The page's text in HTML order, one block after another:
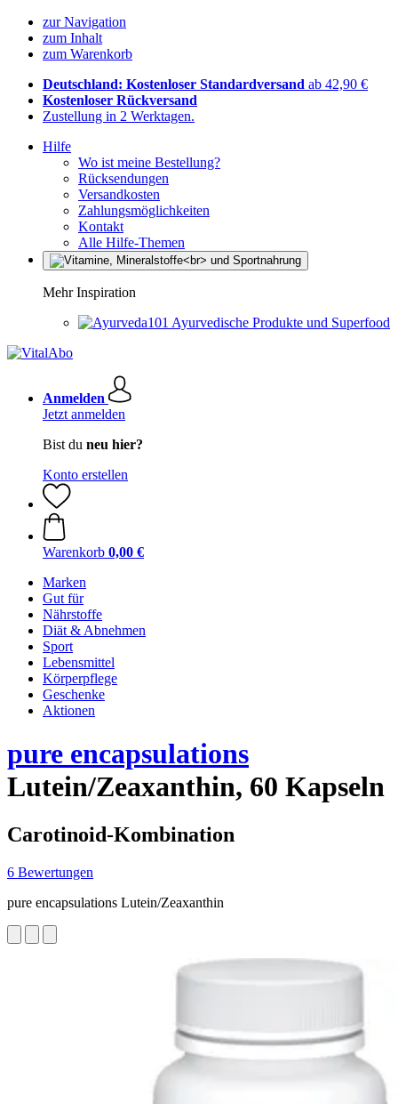
zur Navigation
zum Inhalt
zum Warenkorb
Deutschland: Kostenloser Standardversand ab 42,90 €
Kostenloser Rückversand
Zustellung in 2 Werktagen.
Hilfe
Wo ist meine Bestellung?
Rücksendungen
Versandkosten
Zahlungsmöglichkeiten
Kontakt
Alle Hilfe-Themen
Mehr Inspiration
Ayurvedische Produkte und Superfood
Anmelden
Jetzt anmelden
Bist du neu hier?
Konto erstellen
Warenkorb 0,00 €
Marken
Gut für
Nährstoffe
Diät & Abnehmen
Sport
Lebensmittel
Körperpflege
Geschenke
Aktionen
pure encapsulations
Lutein/Zeaxanthin, 60 Kapseln
Carotinoid-Kombination
6 Bewertungen
pure encapsulations Lutein/Zeaxanthin